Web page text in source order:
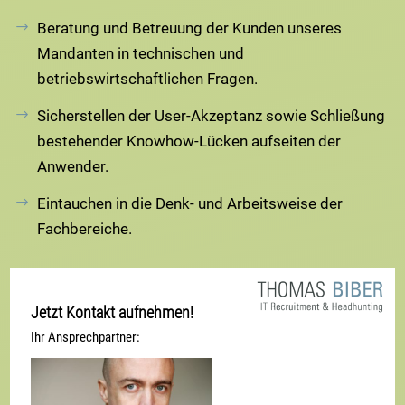
Beratung und Betreuung der Kunden unseres
Mandanten in technischen und
betriebswirtschaftlichen Fragen.
Sicherstellen der User-Akzeptanz sowie Schließung
bestehender Knowhow-Lücken aufseiten der
Anwender.
Eintauchen in die Denk- und Arbeitsweise der
Fachbereiche.
Jetzt Kontakt aufnehmen!
Ihr Ansprechpartner: